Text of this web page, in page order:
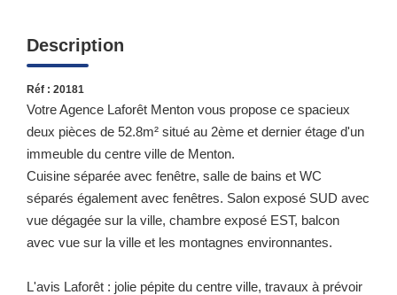
Description
Réf : 20181
Votre Agence Laforêt Menton vous propose ce spacieux
deux pièces de 52.8m² situé au 2ème et dernier étage d'un
immeuble du centre ville de Menton.
Cuisine séparée avec fenêtre, salle de bains et WC
séparés également avec fenêtres. Salon exposé SUD avec
vue dégagée sur la ville, chambre exposé EST, balcon
avec vue sur la ville et les montagnes environnantes.
L'avis Laforêt : jolie pépite du centre ville, travaux à prévoir